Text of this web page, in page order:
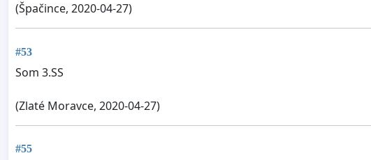
(Špačince, 2020-04-27)
#53
Som 3.SS
(Zlaté Moravce, 2020-04-27)
#55